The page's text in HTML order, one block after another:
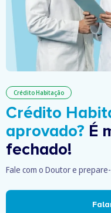
Crédito Habitação
Crédito
aprovado? É
fechado!
Fale com o Doutor e